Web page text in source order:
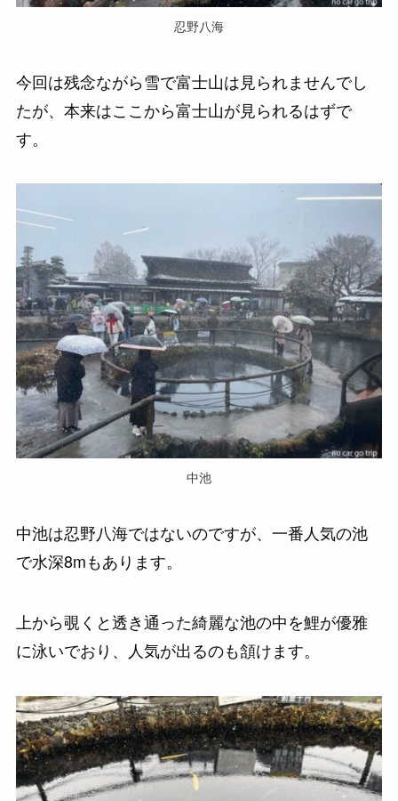
忍野八海
今回は残念ながら雪で富士山は見られませんでし
たが、本来はここから富士山が見られるはずで
す。
中池
中池は忍野八海ではないのですが、一番人気の池
で水深8mもあります。
上から覗くと透き通った綺麗な池の中を鯉が優雅
に泳いでおり、人気が出るのも頷けます。